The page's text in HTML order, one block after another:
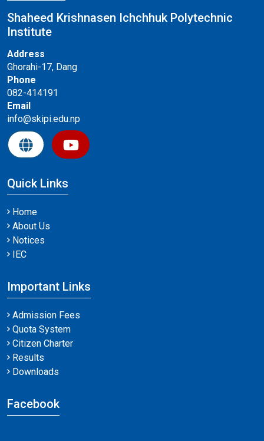
Shaheed Krishnasen Ichchhuk Polytechnic
Institute
Address
Ghorahi-17, Dang
Phone
082-414191
Email
info@skipi.edu.np
Quick Links
Home
About Us
Notices
IEC
Important Links
Admission Fees
Quota System
Citizen Charter
Results
Downloads
Facebook